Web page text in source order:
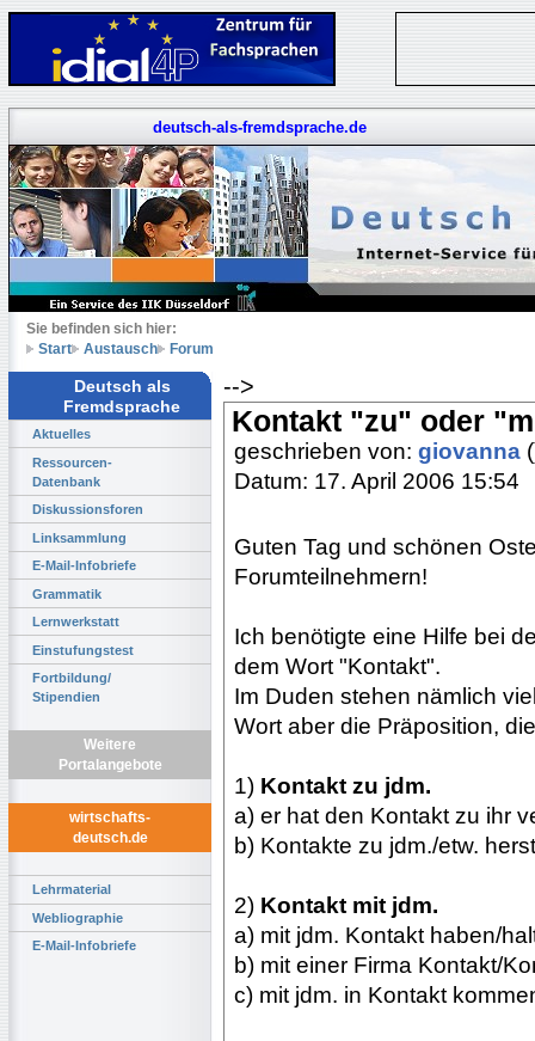
deutsch-als-fremdsprache.de
Sie befinden sich hier:
Start
Austausch Forum
Deutsch als
Fremdsprache
Aktuelles
Ressourcen-
Datenbank
Diskussionsforen
Linksammlung
E-Mail-Infobriefe
Grammatik
Lernwerkstatt
Einstufungstest
Fortbildung/
Stipendien
Weitere
Portalangebote
wirtschafts-
deutsch.de
Lehrmaterial
Webliographie
E-Mail-Infobriefe
-->
Kontakt "zu" oder
geschrieben von: giovanna
Datum: 17. April 2006 15:54
Guten Tag und schönen
Forumteilnehmern!
Ich benötigte eine Hilfe bei
dem Wort "Kontakt".
Im Duden stehen nämlich
Wort aber die Präposition,
1) Kontakt zu jdm.
a) er hat den Kontakt zu ihr
b) Kontakte zu jdm./etw.
2) Kontakt mit jdm.
a) mit jdm. Kontakt haben/
b) mit einer Firma Kontakt/
c) mit jdm. in Kontakt